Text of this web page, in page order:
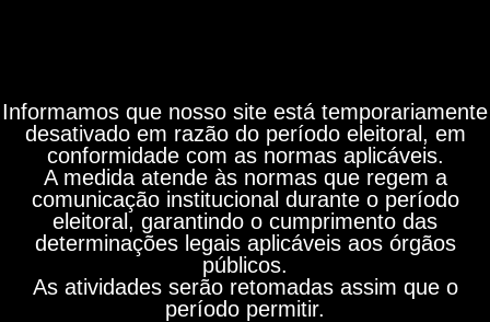
Informamos que nosso site está temporariamente
desativado em razão do período eleitoral, em
conformidade com as normas aplicáveis.
A medida atende às normas que regem a
comunicação institucional durante o período
eleitoral, garantindo o cumprimento das
determinações legais aplicáveis aos órgãos
públicos.
As atividades serão retomadas assim que o
período permitir.